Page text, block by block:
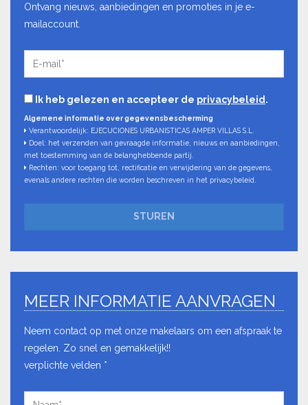
Ontvang nieuws, aanbiedingen en promoties in je e-
mailaccount.
Ik heb gelezen en accepteer de privacybeleid .
Algemene informatie over gegevensbescherming
Verantwoordelijk: EJECUCIONES URBANISTICAS AMPER VILLAS S.L.
Doel: het verzenden van gevraagde informatie, nieuws en aanbiedingen,
met toestemming van de belanghebbende partij.
Rechten: voor toegang tot, rectificatie en verwijdering van de gegevens,
evenals andere rechten die worden beschreven in het privacybeleid.
STUREN
MEER INFORMATIE AANVRAGEN
Neem contact op met onze makelaars om een afspraak te
regelen. Zo snel en gemakkelijk!!
verplichte velden *